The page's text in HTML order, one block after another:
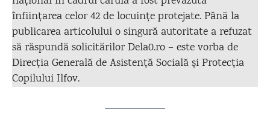
înființarea celor 42 de locuințe protejate. Până la
publicarea articolului o singură autoritate a refuzat
să răspundă solicitărilor Dela0.ro – este vorba de
Direcția Generală de Asistență Socială și Protecția
Copilului Ilfov.